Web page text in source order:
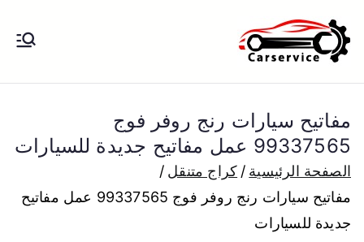
إلى
المحتوى
الكويت
بنشر متنقل الكويت كهرباء وبنشر تبديل
بارخص الاسعار
مفاتيح سيارات رنج روفر فوج
99337565 عمل مفاتيح جديدة للسيارات
الصفحة الرئيسية
كراج متنقل
مفاتيح سيارات رنج روفر فوج 99337565 عمل مفاتيح
جديدة للسيارات